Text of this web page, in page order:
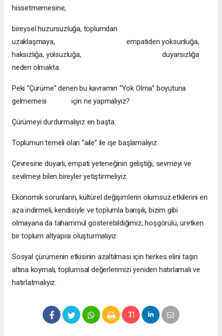
hissetmemesine,
bireysel huzursuzluğa, toplumdan
uzaklaşmaya, empatiden yoksunluğa,
haksızlığa, yolsuzluğa, duyarsızlığa
neden olmakta.
Peki “Çürüme” denen bu kavramın “Yok Olma” boyutuna
gelmemesi için ne yapmalıyız?
Çürümeyi durdurmalıyız en başta.
Toplumun temeli olan “aile” ile işe başlamalıyız.
Çevresine duyarlı, empati yeteneğinin geliştiği, sevmeyi ve
sevilmeyi bilen bireyler yetiştirmeliyiz.
Ekonomik sorunların, kültürel değişimlerin olumsuz etkilerini en
aza indirmeli, kendisiyle ve toplumla barışık, bizim gibi
olmayana da tahammül gösterebildiğimiz, hoşgörülü, üretken
bir toplum altyapısı oluşturmalıyız.
Sosyal çürümenin etkisinin azaltılması için herkes elini taşın
altına koymalı, toplumsal değerlerimizi yeniden hatırlamalı ve
hatırlatmalıyız.